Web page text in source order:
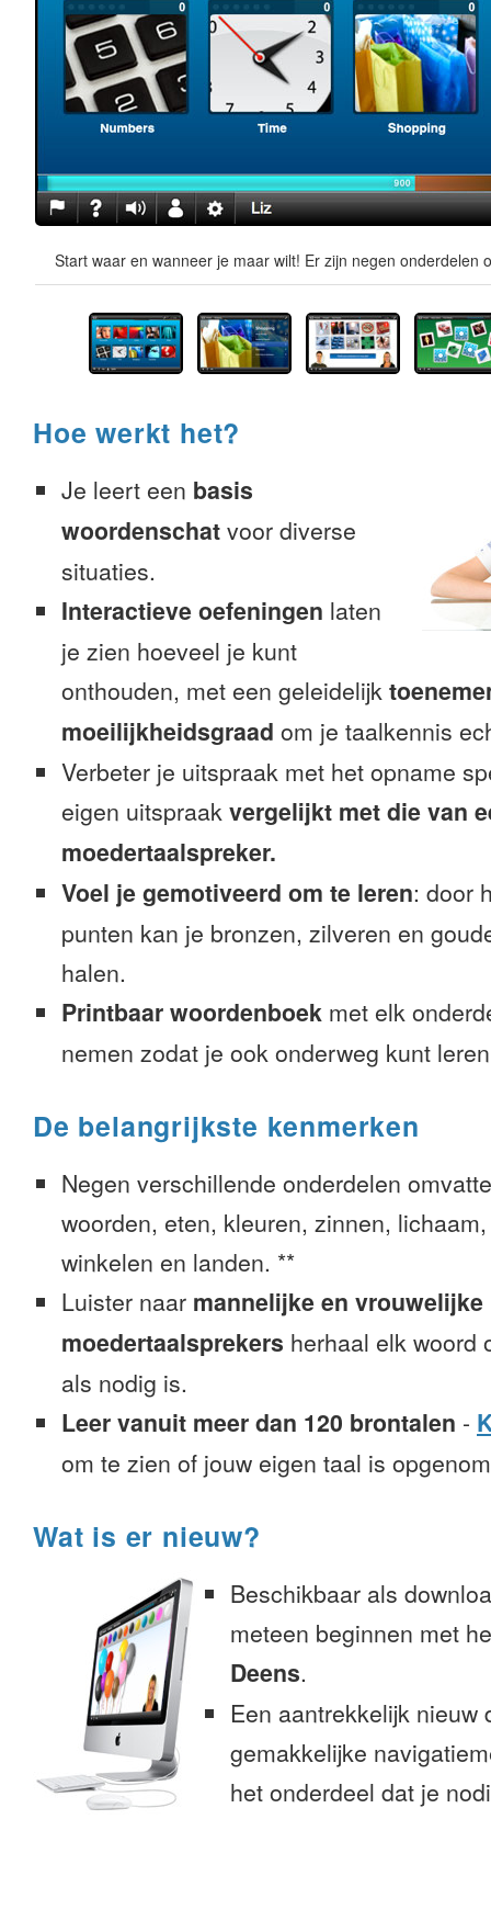
Start waar en wanneer je maar wilt! Er zijn negen onderdelen
Hoe werkt het?
Je leert een basis
woordenschat voor diverse
situaties.
Interactieve oefeningen laten
je zien hoeveel je kunt
onthouden, met een geleidelijk
moeilijkheidsgraad om je taalkennis
Verbeter je uitspraak met het opname
eigen uitspraak vergelijkt met die van
moedertaalspreker.
Voel je gemotiveerd om te leren: door
punten kan je bronzen, zilveren en
halen.
Printbaar woordenboek met elk
nemen zodat je ook onderweg kunt
De belangrijkste kenmerken
Negen verschillende onderdelen
woorden, eten, kleuren, zinnen,
winkelen en landen. **
Luister naar mannelijke en vrouwelijke
moedertaalsprekers herhaal elk woord
als nodig is.
Leer vanuit meer dan 120 brontalen -
om te zien of jouw eigen taal is
Wat is er nieuw?
Beschikbaar als
meteen beginnen met
Deens.
Een aantrekkelijk nieuw
gemakkelijke
het onderdeel dat je